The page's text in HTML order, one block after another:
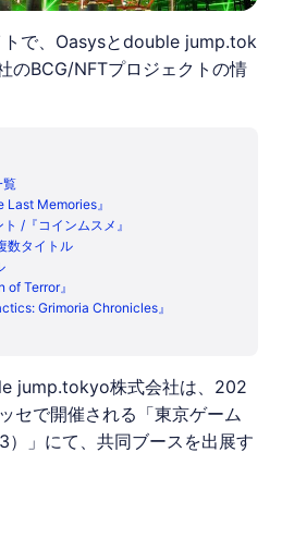
で、Oasysとdouble jump.tok
のBCG/NFTプロジェクトの情
Memories』
/『コインムスメ』
数タイトル
Terror』
Grimoria Chronicles』
jump.tokyo株式会社は、202
セで開催される「東京ゲーム
）」にて、共同ブースを出展す